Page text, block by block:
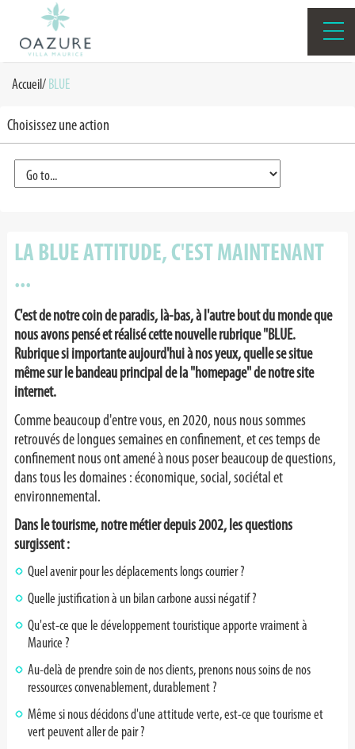
Accueil/BLUE
Choisissez une action
LA BLUE ATTITUDE, C'EST MAINTENANT
...
C'est de notre coin de paradis, là-bas, à l'autre bout du monde que
nous avons pensé et réalisé cette nouvelle rubrique "BLUE.
Rubrique si importante aujourd'hui à nos yeux, quelle se situe
même sur le bandeau principal de la "homepage" de notre site
internet.
Comme beaucoup d'entre vous, en 2020, nous nous sommes
retrouvés de longues semaines en confinement, et ces temps de
confinement nous ont amené à nous poser beaucoup de questions,
dans tous les domaines : économique, social, sociétal et
environnemental.
Dans le tourisme, notre métier depuis 2002, les questions
surgissent :
Quel avenir pour les déplacements longs courrier ?
Quelle justification à un bilan carbone aussi négatif ?
Qu'est-ce que le développement touristique apporte vraiment à
Maurice ?
Au-delà de prendre soin de nos clients, prenons nous soins de nos
ressources convenablement, durablement ?
Même si nous décidons d'une attitude verte, est-ce que tourisme et
vert peuvent aller de pair ?